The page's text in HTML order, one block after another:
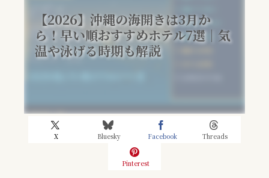
【2026】沖縄の海開きは3月か
ら！早い順おすすめホテル7選｜気
温や泳げる時期も解説
X Bluesky Facebook Threads
Pinterest